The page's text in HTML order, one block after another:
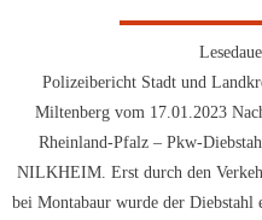
Polizeibericht Stadt und
Miltenberg vom 17.01.2023
Rheinland-Pfalz – Pkw-
NILKHEIM. Erst durch den
bei Montabaur wurde der Diebstahl